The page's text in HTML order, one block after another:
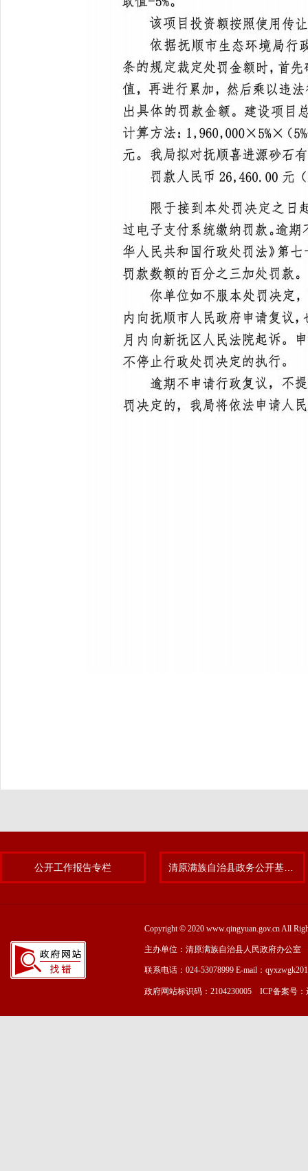
公开工作报告专栏
Copyright © 2020 www.qingyuan.gov.cn All
主办单位：清原满族自治县人民政府办公室
联系电话：024-53078999 E-mail：
政府网站标识码：2104230005 ICP备案号：